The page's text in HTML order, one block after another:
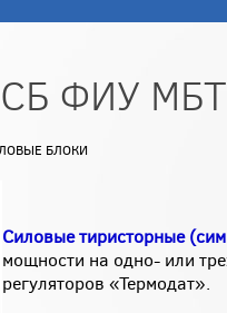
ФИУ
БЛОКИ
Силовые тиристорные
мощности на одно- или
регуляторов «Термодат».